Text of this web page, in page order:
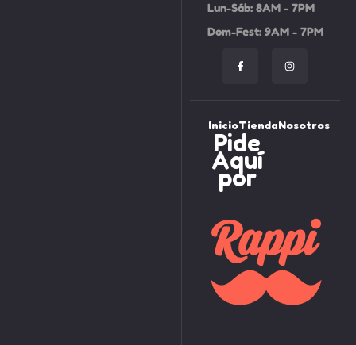
Lun-Sáb: 8AM - 7PM
Dom-Fest: 9AM - 7PM
InicioTiendaNosotros
Pide
Aquí
por